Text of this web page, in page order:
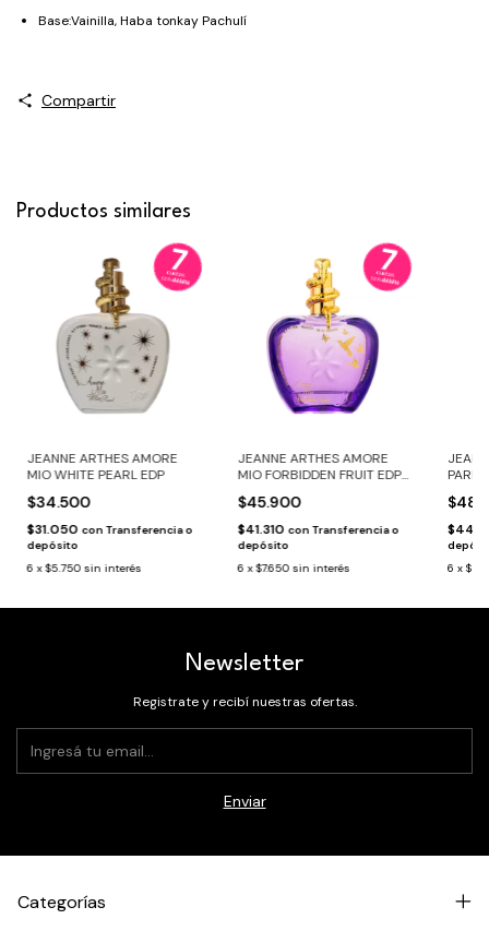
Base:Vainilla, Haba tonkay Pachulí
Compartir
Productos similares
JEANNE ARTHES AMORE
MIO WHITE PEARL EDP
$34.500
$31.050 con Transferencia o
depósito
6 x$5.750 sin interés
JEANNE ARTHES AMORE
MIO FORBIDDEN FRUIT EDP
$45.900
$41.310 con Transferencia o
depósito
6 x$7.650 sin interés
PARIS
6 x
Newsletter
Registrate y recibí nuestras ofertas.
Categorías